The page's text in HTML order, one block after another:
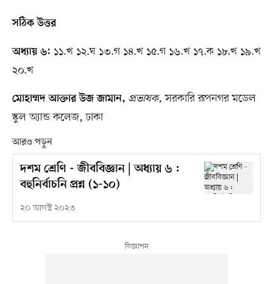
সঠিক উত্তর
অধ্যায় ৬: ১১.খ ১২.ঘ ১৩.গ ১৪.খ ১৫.গ ১৬.খ ১৭.ক ১৮.খ ১৯.খ
২০.খ
মোহাম্মদ আক্তার উজ জামান, প্রভাষক, সরকারি রূপনগর মডেল
স্কুল অ্যান্ড কলেজ, ঢাকা
আরও পড়ুন
দশম শ্রেণি - জীববিজ্ঞান | অধ্যায় ৬ :
বহুনির্বাচনি প্রশ্ন (১-১০)
২০ আগস্ট ২০২৩